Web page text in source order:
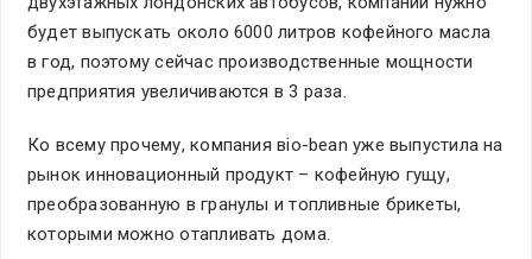
будет выпускать около 6000 литров кофейного масла
в год, поэтому сейчас производственные мощности
предприятия увеличиваются в 3 раза.
Ко всему прочему, компания вio-bean уже выпустила на
рынок инновационный продукт – кофейную гущу,
преобразованную в гранулы и топливные брикеты,
которыми можно отапливать дома.